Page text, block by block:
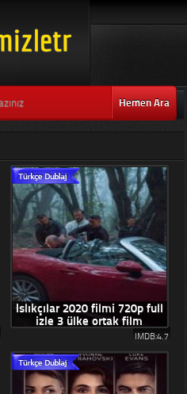
Hemen Ara
Islıkçılar 2020 filmi 720p full
izle 3 ülke ortak film
IMDB:4.7